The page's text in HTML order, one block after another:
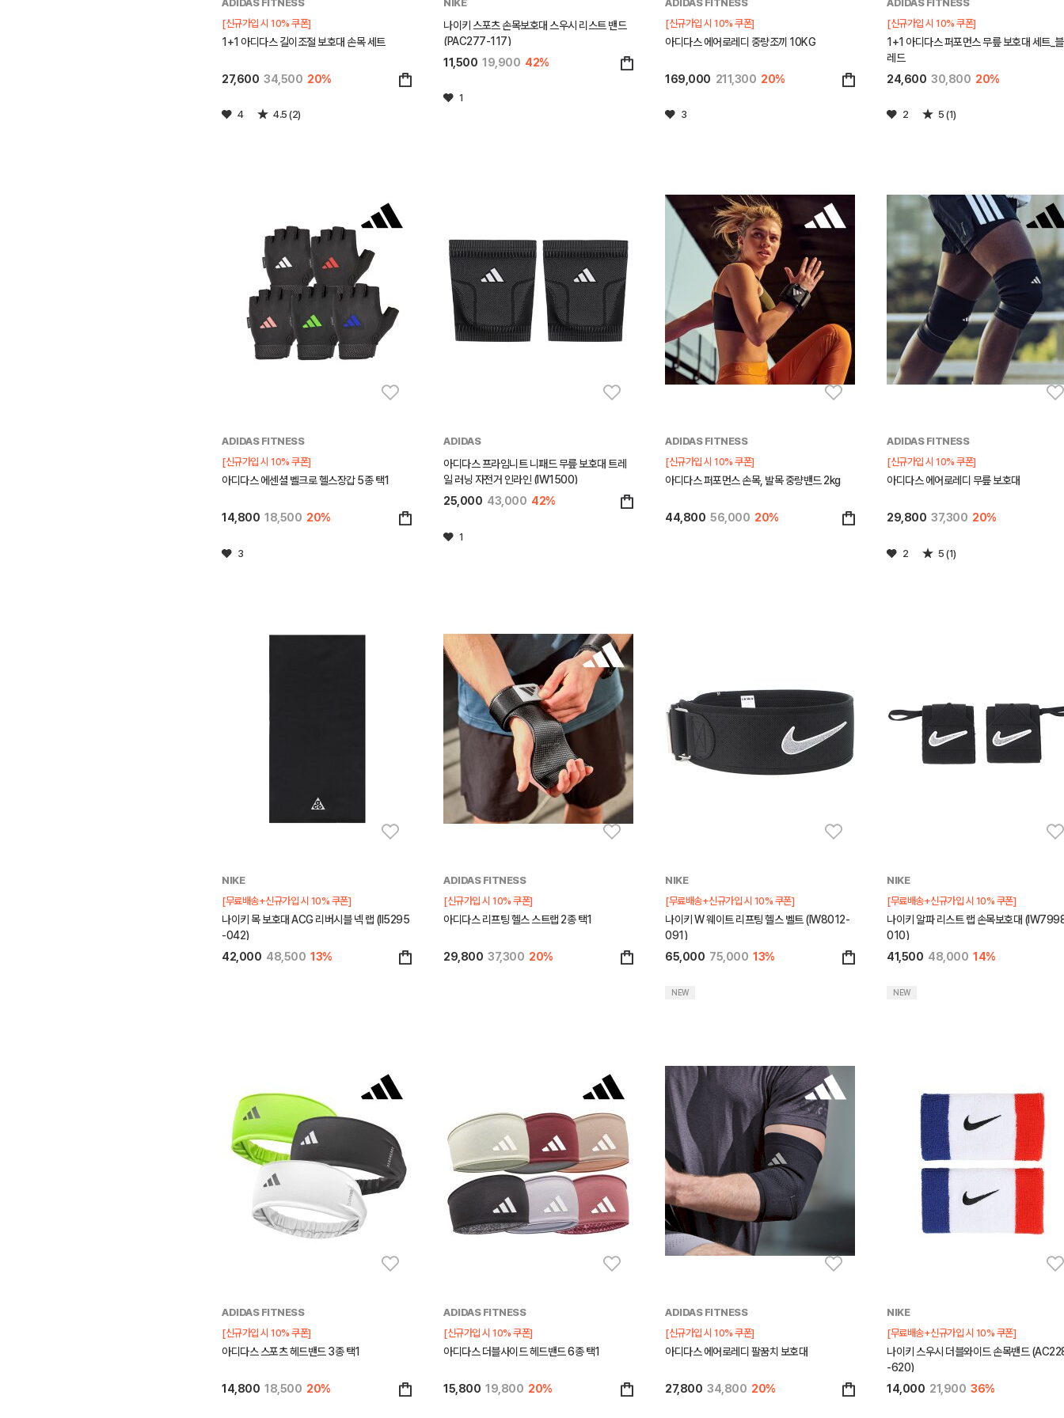
ADIDAS FITNESS
[신규가입 시 10% 쿠폰]
1+1 아디다스 길이조절 보호대 손목 세트
27,600 34,500 20%
4 4.5 (2)
NIKE
나이키 스포츠 손목보호대 스우시 리스트 밴드
(PAC277-117)
11,500 19,900 42%
1
ADIDAS FITNESS
[신규가입 시 10% 쿠폰]
아디다스 에어로레디 중량조끼 10KG
169,000 211,300 20%
3
ADIDAS FITNESS
[신규가입 시 10% 쿠폰]
1+1 아디다스 퍼포먼스 무릎 보호대 세트_
레드
24,600 30,800 20%
2 5 (1)
ADIDAS FITNESS
[신규가입 시 10% 쿠폰]
아디다스 에센셜 벨크로 헬스장갑 5종 택1
14,800 18,500 20%
3
ADIDAS
아디다스 프라임니트 니패드 무릎 보호대 트레
일 러닝 자전거 인라인 (IW1500)
25,000 43,000 42%
1
ADIDAS FITNESS
[신규가입 시 10% 쿠폰]
아디다스 퍼포먼스 손목, 발목 중량밴드 2kg
44,800 56,000 20%
ADIDAS FITNESS
[신규가입 시 10% 쿠폰]
아디다스 에어로레디 무릎 보호대
29,800 37,300 20%
2 5 (1)
NIKE
[무료배송+신규가입 시 10% 쿠폰]
나이키 목 보호대 ACG 리버시블 넥 랩 (II5295
-042)
42,000 48,500 13%
ADIDAS FITNESS
[신규가입 시 10% 쿠폰]
아디다스 리프팅 헬스 스트랩 2종 택1
29,800 37,300 20%
NIKE
[무료배송+신규가입 시 10% 쿠폰]
나이키 W 웨이트 리프팅 헬스 벨트 (IW8012-
091)
65,000 75,000 13%
NEW
NIKE
[무료배송+신규가입 시 10% 쿠폰]
나이키 알파 리스트 랩 손목보호대
010)
41,500 48,000 14%
NEW
ADIDAS FITNESS
[신규가입 시 10% 쿠폰]
아디다스 스포츠 헤드밴드 3종 택1
14,800 18,500 20%
ADIDAS FITNESS
[신규가입 시 10% 쿠폰]
아디다스 더블사이드 헤드밴드 6종 택1
15,800 19,800 20%
ADIDAS FITNESS
[신규가입 시 10% 쿠폰]
아디다스 에어로레디 팔꿈치 보호대
27,800 34,800 20%
NIKE
[무료배송+신규가입 시 10% 쿠폰]
나이키 스우시 더블와이드 손목밴드
-620)
14,000 21,900 36%